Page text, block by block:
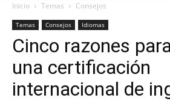
Inicio Temas Consejos
Temas Consejos Idiomas
Cinco razones
una certificación
internacional de